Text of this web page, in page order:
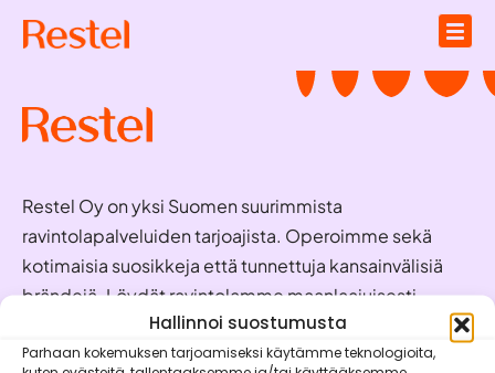
Hallinnoi suostumusta
Parhaan kokemuksen tarjoamiseksi käytämme teknologioita,
Restel Oy on yksi Suomen suurimmista
ravintolapalveluiden tarjoajista. Operoimme sekä
kotimaisia suosikkeja että tunnettuja kansainvälisiä
brändejä. Löydät ravintolamme maanlaajuisesti
valmiina palvelemaan juuri sinua!